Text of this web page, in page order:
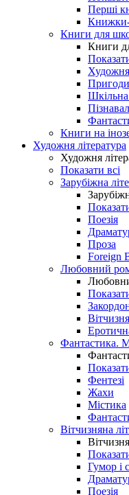
Перші
Книги для
Книги
Художня
Пригоди
Шкільна
Книги на
Художня література
Художня
Показати всі
Зарубіжна
Поезія
Проза
Foreign
Любовний
Фантастика.
Фентезі
Жахи
Містика
Вітчизняна
Гумор і
Поезія